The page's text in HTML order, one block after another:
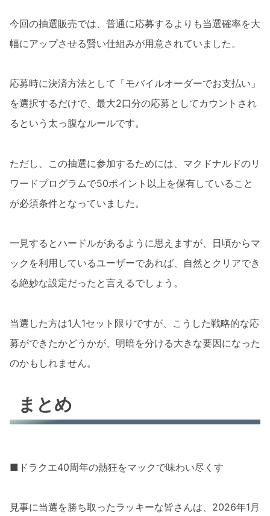
今回の抽選販売では、普通に応募するよりも当選確率を大
幅にアップさせる賢い仕組みが用意されていました。
応募時に決済方法として「モバイルオーダーでお支払い」
を選択するだけで、最大2口分の応募としてカウントされ
るという太っ腹なルールです。
ただし、この抽選に参加するためには、マクドナルドのリ
ワードプログラムで50ポイント以上を保有していること
が必須条件となっていました。
一見するとハードルがあるように思えますが、日頃からマ
ックを利用しているユーザーであれば、自然とクリアでき
る絶妙な設定だったと言えるでしょう。
当選した方は1人1セット限りですが、こうした戦略的な応
募ができたかどうかが、明暗を分ける大きな要因になった
のかもしれません。
まとめ
■ドラクエ40周年の熱狂をマックで味わい尽くす
見事に当選を勝ち取ったラッキーな皆さんは、2026年1月